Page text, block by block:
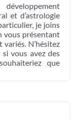
et d’astrologie
je joins
vous présentant
variés. N’hésitez
vous avez des
que